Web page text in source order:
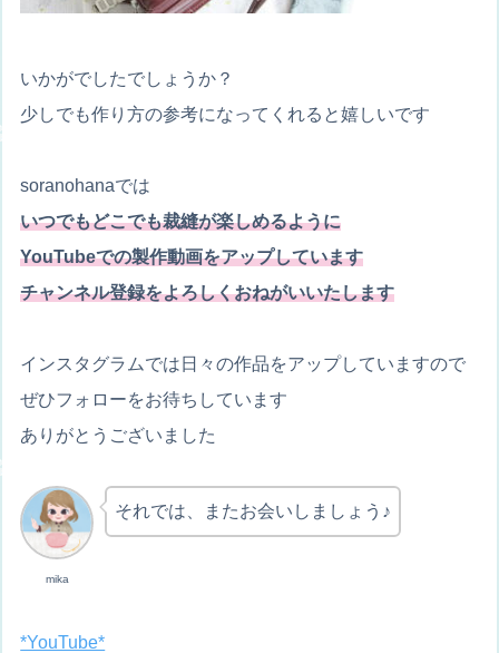
いかがでしたでしょうか？
少しでも作り方の参考になってくれると嬉しいです
soranohanaでは
いつでもどこでも裁縫が楽しめるように
YouTubeでの製作動画をアップしています
チャンネル登録をよろしくおねがいいたします
インスタグラムでは日々の作品をアップしていますので
ぜひフォローをお待ちしています
ありがとうございました
mika
それでは、またお会いしましょう♪
*YouTube*